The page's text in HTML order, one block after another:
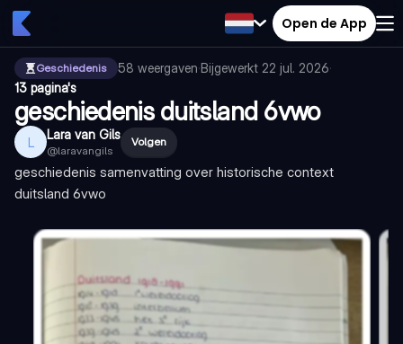
Open de App
Geschiedenis 58 weergaven·Bijgewerkt 22 jul. 2026·
13 pagina's
geschiedenis duitsland 6vwo
L Lara van Gils
@laravangils
Volgen
geschiedenis samenvatting over historische context
duitsland 6vwo